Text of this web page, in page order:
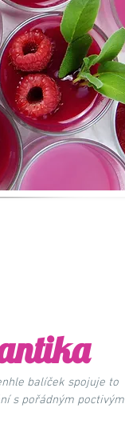
balíček spojuje to
s pořádným poctivým